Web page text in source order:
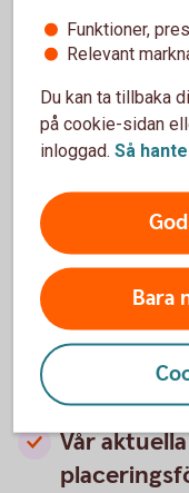
Nödvändig och
Prognos
Hur
för Sverige
Läs vår
Outlook - där
Swedbank
Vår
Funktioner,
Relevant
Du kan ta tillbaka
på cookie-sidan
inloggad. Så
Bara